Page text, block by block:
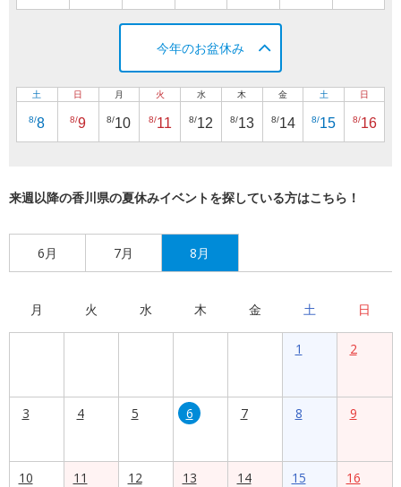
今年のお盆休み
土
8/8
日
8/9
月
8/10
火
8/11
水
8/12
木
8/13
金
8/14
土
8/15
日
8/16
来週以降の香川県の夏休みイベントを探している方はこちら！
6月 7月 8月
月 火 水 木 金 土 日
1 2
3 4 5 6 7 8 9
10
11
12
13
14
15
16